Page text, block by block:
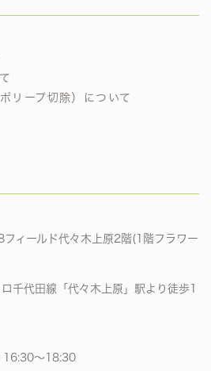
リープ切除）について
ィールド代々木上原2階(1階フラワー
千代田線「代々木上原」駅より徒歩1
16:30〜18:30